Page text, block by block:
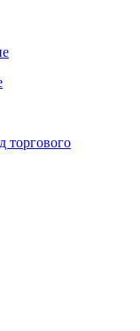
торгового